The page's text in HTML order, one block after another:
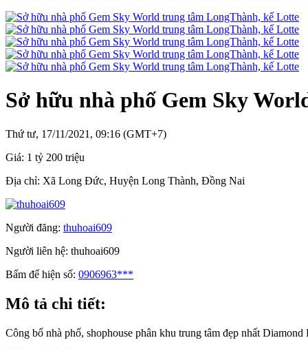
Sở hữu nhà phố Gem Sky
Thứ tư, 17/11/2021, 09:16 (GMT+7)
Giá: 1 tỷ 200 triệu
Địa chỉ: Xã Long Đức, Huyện Long Thành, Đồng Nai
Người đăng: thuhoai609
Người liên hệ: thuhoai609
Bấm để hiện số: 0906963***
Mô tả chi tiết:
Công bố nhà phố, shophouse phân khu trung tâm đẹp nhất